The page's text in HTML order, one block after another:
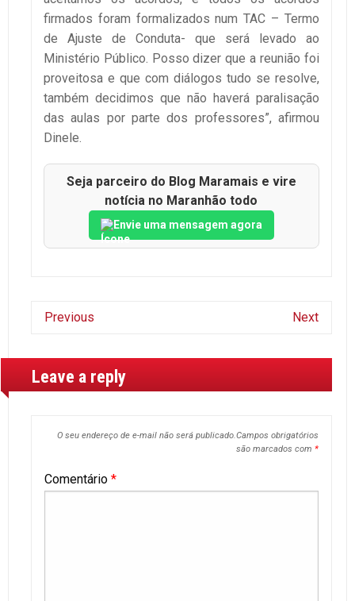
firmados foram formalizados num TAC – Termo
de Ajuste de Conduta- que será levado ao
Ministério Público. Posso dizer que a reunião foi
proveitosa e que com diálogos tudo se resolve,
também decidimos que não haverá paralisação
das aulas por parte dos professores”, afirmou
Dinele.
Seja parceiro do Blog Maramais e vire
notícia no Maranhão todo
Envie uma mensagem agora
Previous Next
Leave a reply
O seu endereço de e-mail não será publicado.Campos obrigatórios
são marcados com *
Comentário *